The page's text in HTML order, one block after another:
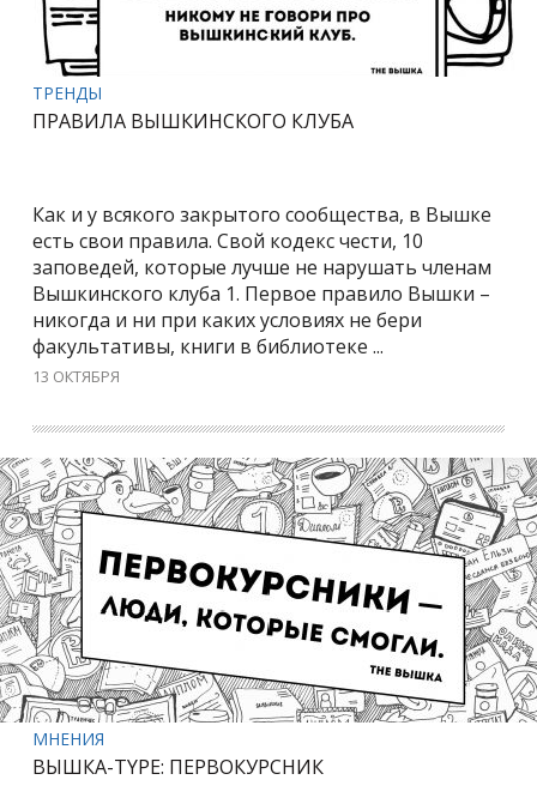
ТРЕНДЫ
ПРАВИЛА ВЫШКИНСКОГО КЛУБА
Как и у всякого закрытого сообщества, в Вышке
есть свои правила. Свой кодекс чести, 10
заповедей, которые лучше не нарушать членам
Вышкинского клуба 1. Первое правило Вышки –
никогда и ни при каких условиях не бери
факультативы, книги в библиотеке ...
13 ОКТЯБРЯ
МНЕНИЯ
ВЫШКА-TYPE: ПЕРВОКУРСНИК